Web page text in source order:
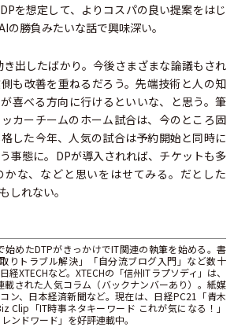
を想定して、よりコスパの良い提案をはじ
勝負みたいな話で興味深い。
出したばかり。今後さまざまな論議もされ
も改善を重ねるだろう。先端技術と人の知
喜べる方向に行けるといいな、と思う。筆
カーチームのホーム試合は、今のところ固
した今年、人気の試合は予約開始と同時に
事態に。DPが導入されれば、チケットも多
な、などと思いをはせてみる。だとした
しれない。
始めたDTPがきっかけでIT関連の執筆を始める。書
りトラブル解決」「自分流ブログ入門」など数十
XTECHなど。XTECHの「信州ITラプソディ」は、
載された人気コラム（バックナンバーあり）。紙媒
ン、日本経済新聞など。現在は、日経PC21「青木
Clip「IT時事ネタキーワード これが気になる！」
ンドワード」を好評連載中。